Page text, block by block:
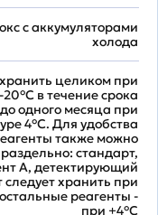
с аккумуляторами
холода
целиком при
в течение срока
одного месяца при
4°C. Для удобства
также можно
стандарт,
A, детектирующий
хранить при
реагенты -
при +4°С